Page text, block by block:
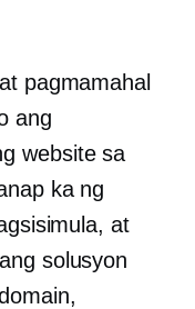
pagmamahal
ang
website sa
ka ng
at
solusyon